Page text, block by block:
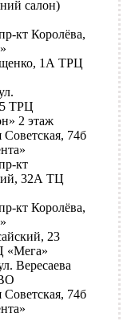
салон)
кт Королёва,
1А ТРЦ
ТРЦ
2 этаж
Советская, 74б
кт
32А ТЦ
кт Королёва,
23
«Мега»
Вересаева
Советская, 74б